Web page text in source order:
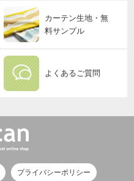
カーテン生地・無
料サンプル
よくあるご質問
プライバシーポリシー